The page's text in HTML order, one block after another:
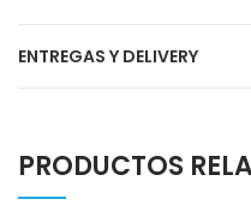
ENTREGAS Y DELIVERY
PRODUCTOS